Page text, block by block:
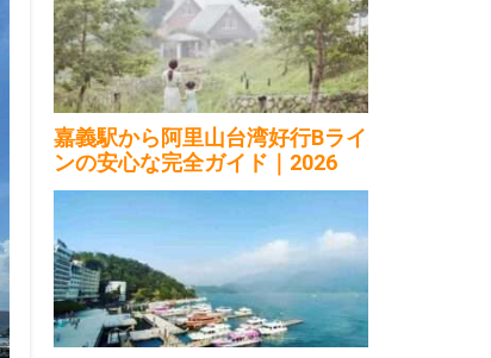
嘉義駅から阿里山台湾好行Bライ
ンの安心な完全ガイド｜2026